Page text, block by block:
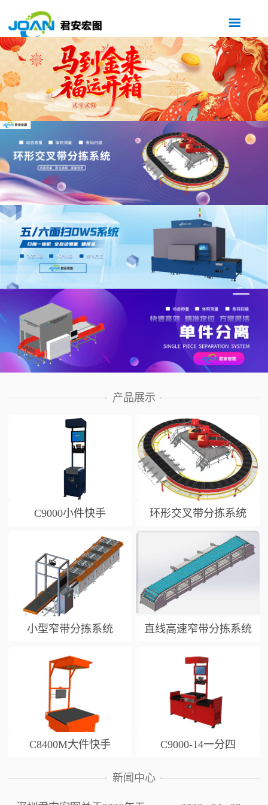
产品展示
C9000小件快手 环形交叉带分拣系统
小型窄带分拣系统 直线高速窄带分拣系统
C8400M大件快手 C9000-14一分四
新闻中心